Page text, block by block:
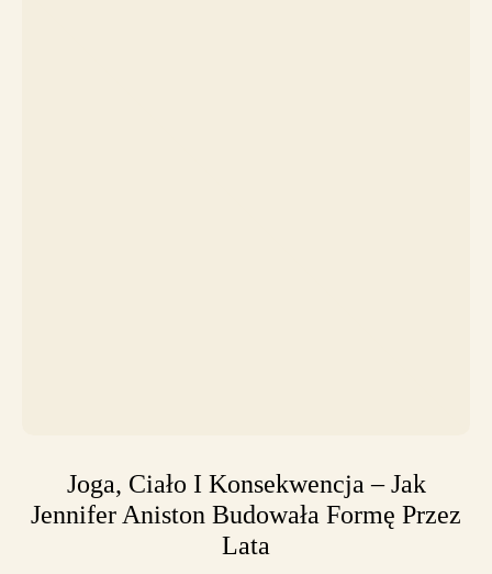
Joga, Ciało I Konsekwencja – Jak
Jennifer Aniston Budowała Formę Przez
Lata